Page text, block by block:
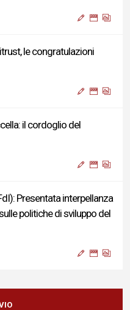
le congratulazioni
il cordoglio del
Presentata interpellanza
politiche di sviluppo del
cordoglio e vicinanza al